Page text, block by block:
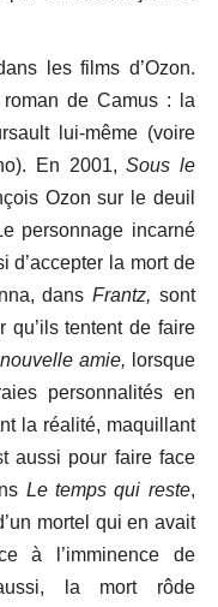
les films d’Ozon.
de Camus : la
lui-même (voire
En 2001,Sous le
Ozon sur le deuil
personnage incarné
d’accepter la mort de
dansFrantz, sont
qu’ils tentent de faire
amie, lorsque
personnalités en
la réalité, maquillant
aussi pour faire face
Le temps qui reste,
mortel qui en avait
à l’imminence de
la mort rôde